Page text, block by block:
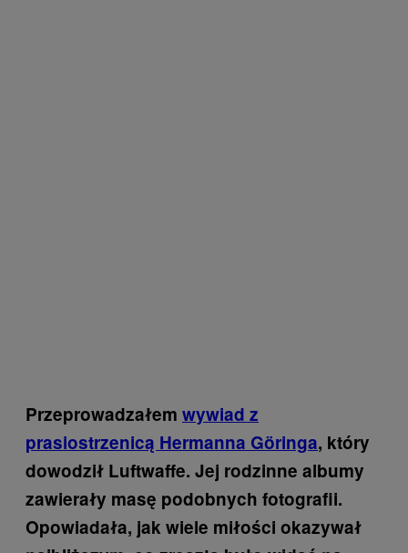
Przeprowadzałem wywiad z
prasiostrzenicą Hermanna Göringa, który
dowodził Luftwaffe. Jej rodzinne albumy
zawierały masę podobnych fotografii.
Opowiadała, jak wiele miłości okazywał